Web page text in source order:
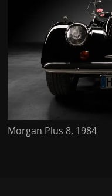
Morgan Plus 8, 1984